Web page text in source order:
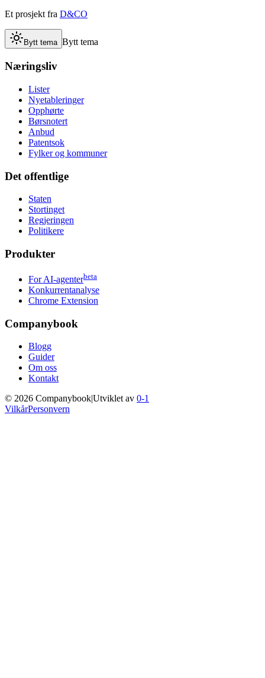
Et prosjekt fra D&CO
Bytt tema Bytt tema
Næringsliv
Lister
Nyetableringer
Opphørte
Børsnotert
Anbud
Patentsok
Fylker og kommuner
Det offentlige
Staten
Stortinget
Regjeringen
Politikere
Produkter
For AI-agenterbeta
Konkurrentanalyse
Chrome Extension
Companybook
Blogg
Guider
Om oss
Kontakt
© 2026 CompanybookUtviklet av 0-1
VilkårPersonvern